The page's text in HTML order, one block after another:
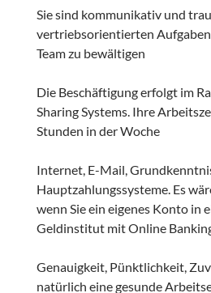
Sie sind kommunikativ und
vertriebsorientierten Aufgaben
Team zu bewältigen
Die Beschäftigung erfolgt im
Sharing Systems. Ihre
Stunden in der Woche
Internet, E-Mail,
Hauptzahlungssysteme. Es
wenn Sie ein eigenes Konto in
Geldinstitut mit Online
Genauigkeit, Pünktlichkeit,
natürlich eine gesunde